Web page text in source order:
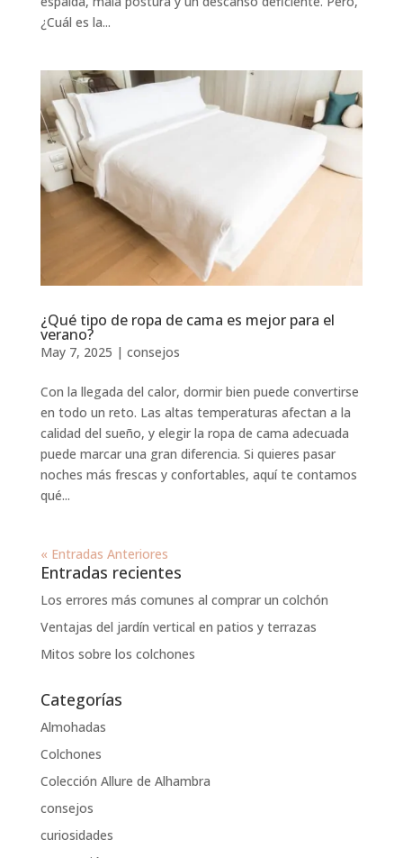
¿Cuál es la...
¿Qué tipo de ropa de cama es mejor para el
verano?
May 7, 2025 | consejos
Con la llegada del calor, dormir bien puede convertirse
en todo un reto. Las altas temperaturas afectan a la
calidad del sueño, y elegir la ropa de cama adecuada
puede marcar una gran diferencia. Si quieres pasar
noches más frescas y confortables, aquí te contamos
qué...
« Entradas Anteriores
Entradas recientes
Los errores más comunes al comprar un colchón
Ventajas del jardín vertical en patios y terrazas
Mitos sobre los colchones
Categorías
Almohadas
Colchones
Colección Allure de Alhambra
consejos
curiosidades